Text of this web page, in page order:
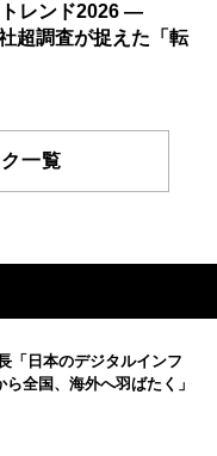
レンド2026 ―
超調査が捉えた「転
一覧
「日本のデジタルインフ
全国、海外へ羽ばたく」